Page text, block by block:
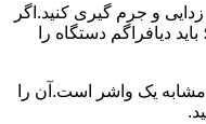
و جرم گیری کنید.اگر
دیافراگم دستگاه را
یک واشر است.آن را